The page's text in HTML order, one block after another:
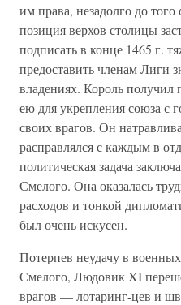
им права, незадолго до
позиция верхов столицы
подписать в конце 1465 г.
предоставить членам Лиги
владениях. Король получил
ею для укрепления союза с
своих врагов. Он
расправлялся с каждым в
политическая задача
Смелого. Она оказалась
расходов и тонкой
был очень искусен.
Потерпев неудачу в
Смелого, Людовик XI
врагов — лотаринг-цев и